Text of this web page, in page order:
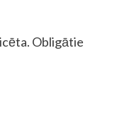
Obligātie